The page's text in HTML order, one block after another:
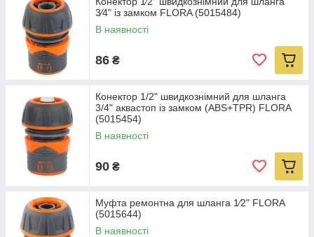
3⁄4" із замком FLORA (5015484)
В наявності
86 ₴
Конектор 1/2" швидкознімний для шланга
3/4" аквастоп із замком (ABS+TPR) FLORA
(5015454)
В наявності
90 ₴
Муфта ремонтна для шланга 1⁄2" FLORA
(5015644)
В наявності